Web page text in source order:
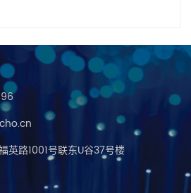
小受到多种因素的影响，包括弯曲
少光线的散射和逃逸，从而降低宏弯
英路1001号联东U谷37号楼